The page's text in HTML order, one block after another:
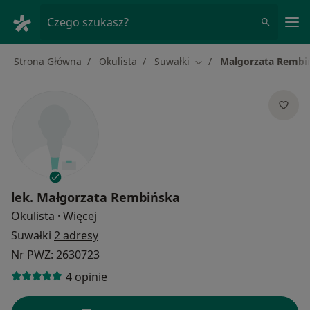
Czego szukasz?
Strona Główna Okulista Suwałki Zmień miasto
Małgorzata
lek. Małgorzata Rembińska
Okulista · Więcej
Suwałki 2 adresy
Nr PWZ: 2630723
4 opinie